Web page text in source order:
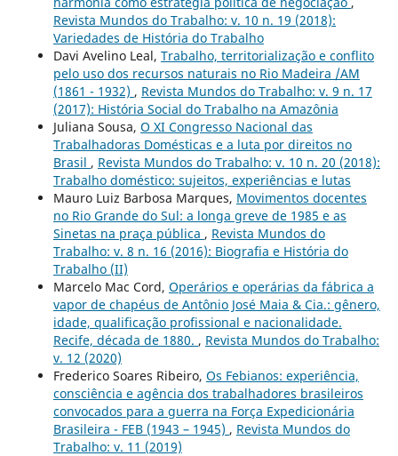
Revista Mundos do Trabalho: v. 10 n. 19 (2018):
Variedades de História do Trabalho
Davi Avelino Leal, Trabalho, territorialização e conflito
pelo uso dos recursos naturais no Rio Madeira /AM
(1861 - 1932) , Revista Mundos do Trabalho: v. 9 n. 17
(2017): História Social do Trabalho na Amazônia
Juliana Sousa, O XI Congresso Nacional das
Trabalhadoras Domésticas e a luta por direitos no
Brasil , Revista Mundos do Trabalho: v. 10 n. 20 (2018):
Trabalho doméstico: sujeitos, experiências e lutas
Mauro Luiz Barbosa Marques, Movimentos docentes
no Rio Grande do Sul: a longa greve de 1985 e as
Sinetas na praça pública , Revista Mundos do
Trabalho: v. 8 n. 16 (2016): Biografia e História do
Trabalho (II)
Marcelo Mac Cord, Operários e operárias da fábrica a
vapor de chapéus de Antônio José Maia & Cia.: gênero,
idade, qualificação profissional e nacionalidade.
Recife, década de 1880. , Revista Mundos do Trabalho:
v. 12 (2020)
Frederico Soares Ribeiro, Os Febianos: experiência,
consciência e agência dos trabalhadores brasileiros
convocados para a guerra na Força Expedicionária
Brasileira - FEB (1943 – 1945) , Revista Mundos do
Trabalho: v. 11 (2019)